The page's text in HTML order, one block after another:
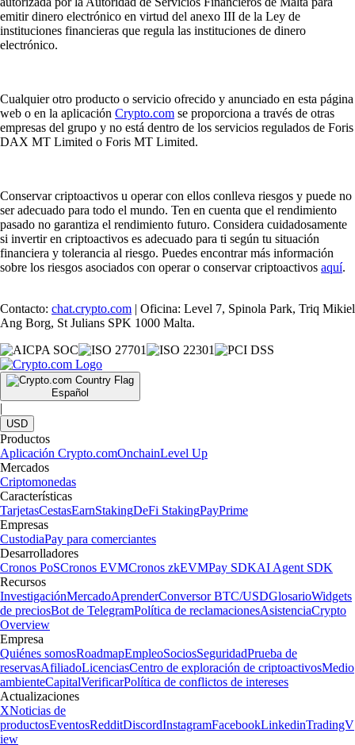
emitir dinero electrónico en virtud del anexo III de la Ley de
instituciones financieras que regula las instituciones de dinero
electrónico.
Cualquier otro producto o servicio ofrecido y anunciado en esta página
web o en la aplicación Crypto.com se proporciona a través de otras
empresas del grupo y no está dentro de los servicios regulados de Foris
DAX MT Limited o Foris MT Limited.
Conservar criptoactivos u operar con ellos conlleva riesgos y puede no
ser adecuado para todo el mundo. Ten en cuenta que el rendimiento
pasado no garantiza el rendimiento futuro. Considera cuidadosamente
si invertir en criptoactivos es adecuado para ti según tu situación
financiera y tolerancia al riesgo. Puedes encontrar más información
sobre los riesgos asociados con operar o conservar criptoactivos aquí.
Contacto: chat.crypto.com | Oficina: Level 7, Spinola Park, Triq Mikiel
Ang Borg, St Julians SPK 1000 Malta.
Español
|
USD
Productos
Aplicación Crypto.comOnchainLevel Up
Mercados
Criptomonedas
Características
TarjetasCestasEarnStakingDeFi StakingPayPrime
Empresas
CustodiaPay para comerciantes
Desarrolladores
Cronos PoSCronos EVMCronos zkEVMPay SDKAI Agent SDK
Recursos
InvestigaciónMercadoAprenderConversor BTC/USDGlosarioWidgets
de preciosBot de TelegramPolítica de reclamacionesAsistenciaCrypto
Overview
Empresa
Quiénes somosRoadmapEmpleoSociosSeguridadPrueba de
reservasAfiliadoLicenciasCentro de exploración de criptoactivosMedio
ambienteCapitalVerificarPolítica de conflictos de intereses
Actualizaciones
XNoticias de
productosEventosRedditDiscordInstagramFacebookLinkedinTradingV
iew